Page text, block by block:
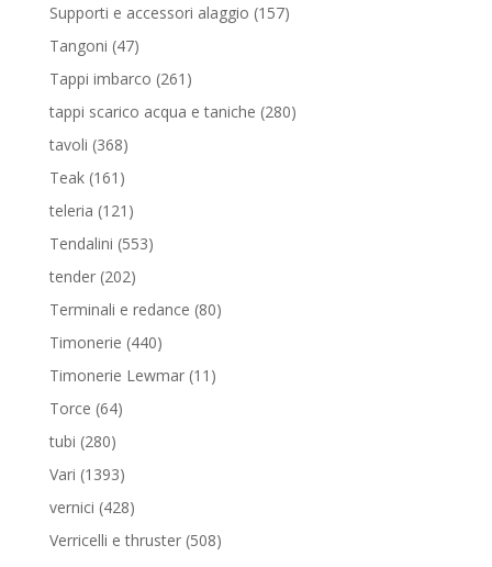
Supporti e accessori alaggio 157157
Tangoni 4747
prodotti
Tappi imbarco 261 261
prodotti
tappi scarico acqua e taniche 280280
tavoli 368368
prodotti
Teak 161 161
prodotti
teleria 121 121
prodotti
Tendalini 553553
tender 202202
prodotti
Terminali e redance 8080
Timonerie 440440
prodotti
Timonerie Lewmar 11 11
Torce 6464
tubi 280280
prodotti
Vari 13931393
prodotti
vernici 428428
prodotti
Verricelli e thruster 508508